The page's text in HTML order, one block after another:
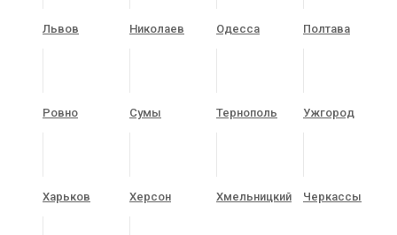
Львов Николаев Одесса Полтава
Ровно Сумы Тернополь Ужгород
Харьков Херсон Хмельницкий Черкассы